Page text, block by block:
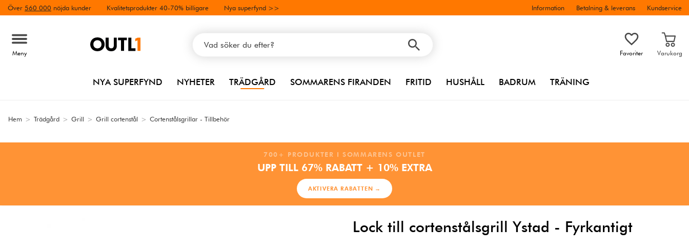
Över 560 000 nöjda kunder Kvalitetsprodukter 40-70% billigare Nya superfynd >> Information Betalning & leverans Kundservice
Meny Favoriter Varukorg
NYA SUPERFYND NYHETER TRÄDGÅRD SOMMARENS FIRANDEN FRITID HUSHÅLL BADRUM TRÄNING
Hem > Trädgård > Grill > Grill cortenstål > Cortenstålsgrillar - Tillbehör
700+ PRODUKTER I SOMMARENS OUTLET
UPP TILL 67% RABATT + 10% EXTRA
AKTIVERA RABATTEN →
Lock till cortenstålsgrill Ystad - Fyrkantigt